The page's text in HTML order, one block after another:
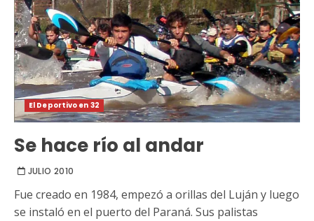
El Deportivo en 32
Se hace río al andar
JULIO 2010
Fue creado en 1984, empezó a orillas del Luján y luego
se instaló en el puerto del Paraná. Sus palistas